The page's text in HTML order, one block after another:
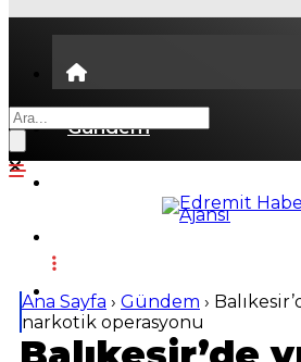
Gündem
Dünya
Spor
Ana Sayfa › Gündem ›
narkotik operasyonu